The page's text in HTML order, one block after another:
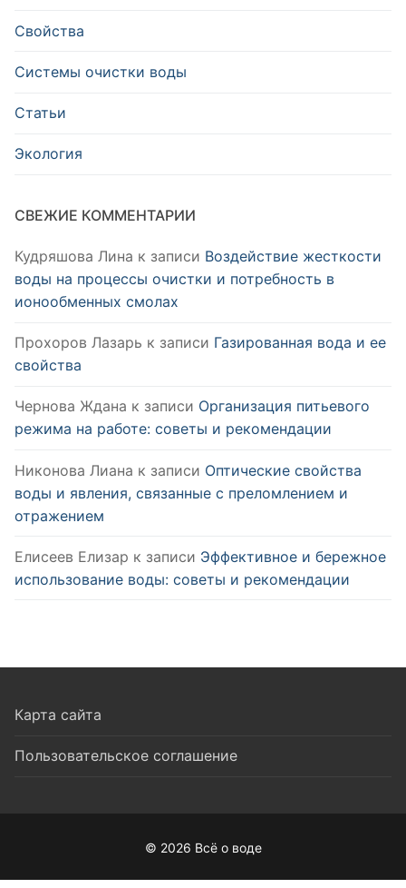
Свойства
Системы очистки воды
Статьи
Экология
СВЕЖИЕ КОММЕНТАРИИ
Кудряшова Лина к записи Воздействие жесткости
воды на процессы очистки и потребность в
ионообменных смолах
Прохоров Лазарь к записи Газированная вода и ее
свойства
Чернова Ждана к записи Организация питьевого
режима на работе: советы и рекомендации
Никонова Лиана к записи Оптические свойства
воды и явления, связанные с преломлением и
отражением
Елисеев Елизар к записи Эффективное и бережное
использование воды: советы и рекомендации
Карта сайта
Пользовательское соглашение
© 2026 Всё о воде